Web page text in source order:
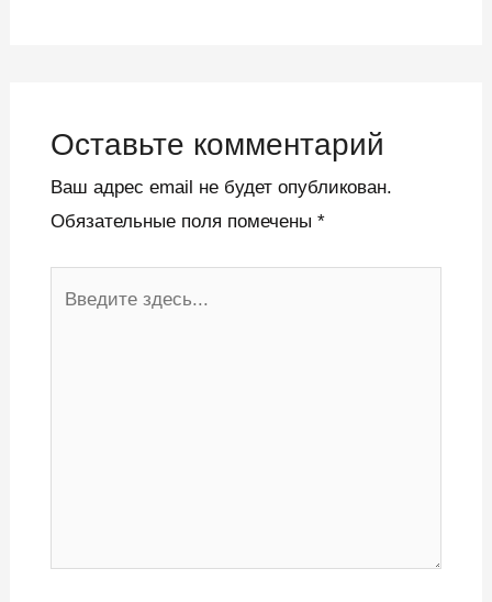
Оставьте комментарий
Ваш адрес email не будет опубликован.
Обязательные поля помечены *